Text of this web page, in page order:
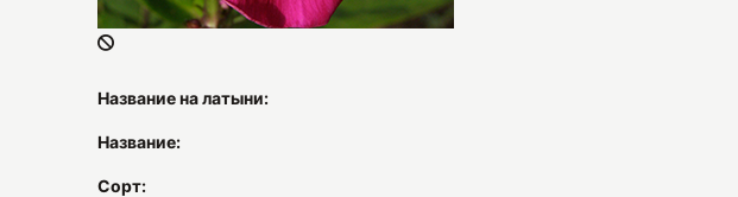
Название на латыни:
Название:
Сорт: